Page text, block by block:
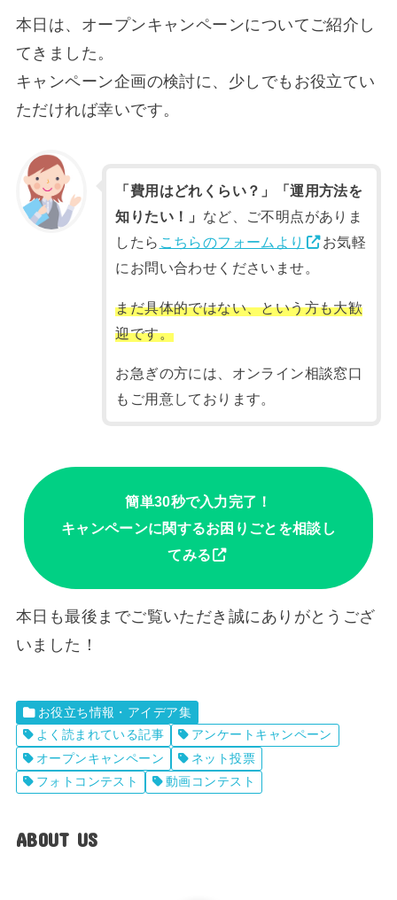
本日は、オープンキャンペーンについてご紹介し
てきました。
キャンペーン企画の検討に、少しでもお役立てい
ただければ幸いです。
「費用はどれくらい？」「運用方法を
知りたい！」 など、ご不明点がありま
したら こちらのフォームより
お気軽
にお問い合わせくださいませ。
まだ具体的ではない、という方も大歓
迎です。
お急ぎの方には、オンライン相談窓口
もご用意しております。
簡単30秒で入力完了！
キャンペーンに関するお困りごとを相談し
てみる
本日も最後までご覧いただき誠にありがとうござ
いました！
お役立ち情報・アイデア集
よく読まれている記事
アンケートキャンペーン
オープンキャンペーン
ネット投票
フォトコンテスト
動画コンテスト
ABOUT US